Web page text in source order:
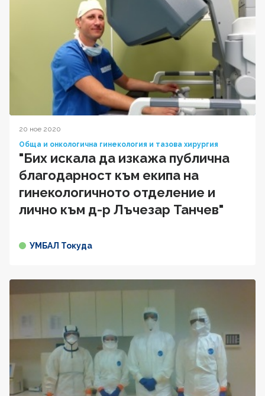
20 ное 2020
Обща и онкологична гинекология и тазова хирургия
"Бих искала да изкажа публична
благодарност към екипа на
гинекологичното отделение и
лично към д-р Лъчезар Танчев"
УМБАЛ Токуда